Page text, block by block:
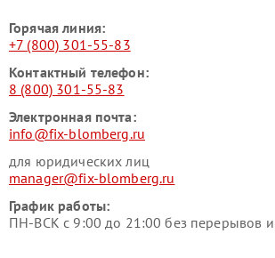
Горячая линия:
+7 (800) 301-55-83
Контактный телефон:
8 (800) 301-55-83
Электронная почта:
info@fix-blomberg.ru
для юридических лиц
manager@fix-blomberg.ru
График работы:
ПН-ВСК с 9:00 до 21:00 без перерывов